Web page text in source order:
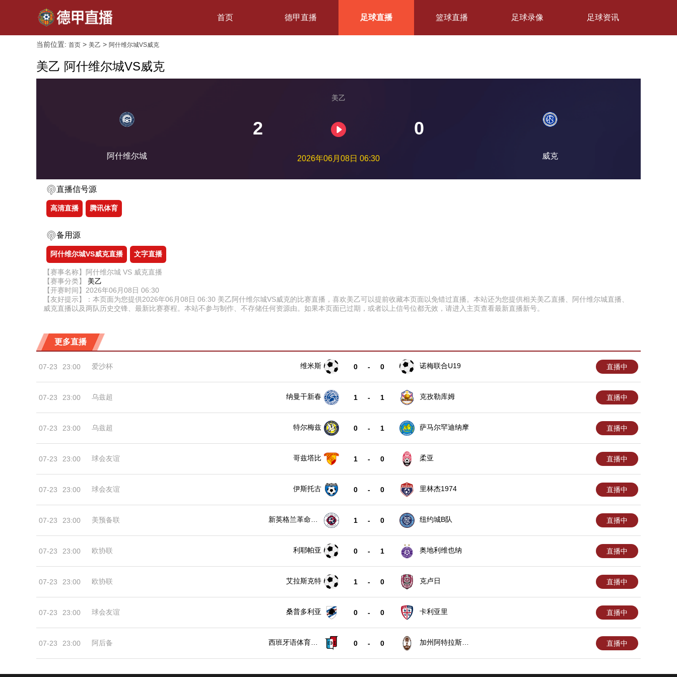
首页 德甲直播 足球直播 篮球直播 足球录像 足球资讯
当前位置: 首页 > 美乙 > 阿什维尔城VS威克
美乙 阿什维尔城VS威克
阿什维尔城
美乙
2 0
2026年06月08日 06:30 威克
直播信号源
高清直播 腾讯体育
备用源
阿什维尔城VS威克直播 文字直播
【赛事名称】阿什维尔城 VS 威克直播
【赛事分类】 美乙
【开赛时间】2026年06月08日 06:30
【友好提示】：本页面为您提供2026年06月08日 06:30 美乙阿什维尔城VS威克的比赛直播，喜欢美乙可以提前收藏本页面以免错过直播。本站还为您提供相关美乙直播、阿什维尔城直播、
威克直播以及两队历史交锋、最新比赛赛程。本站不参与制作、不存储任何资源由。如果本页面已过期，或者以上信号位都无效，请进入主页查看最新直播新号。
更多直播
07-23 23:00 爱沙杯 维米斯 0 - 0 诺梅联合U19 直播中
07-23 23:00 乌兹超 纳曼干新春 1 - 1 克孜勒库姆 直播中
07-23 23:00 乌兹超 特尔梅兹 0 - 1 萨马尔罕迪纳摩 直播中
07-23 23:00 球会友谊 哥兹塔比 1 - 0 柔亚 直播中
07-23 23:00 球会友谊 伊斯托古 0 - 0 里林杰1974 直播中
07-23 23:00 美预备联
新英格兰革命B
1 - 0 纽约城B队 直播中
07-23 23:00 欧协联 利耶帕亚 0 - 1 奥地利维也纳 直播中
07-23 23:00 欧协联 艾拉斯克特 1 - 0 克卢日 直播中
07-23 23:00 球会友谊 桑普多利亚 0 - 0 卡利亚里 直播中
07-23 23:00 阿后备
西班牙语体育会
0 - 0
加州阿特拉斯后
直播中